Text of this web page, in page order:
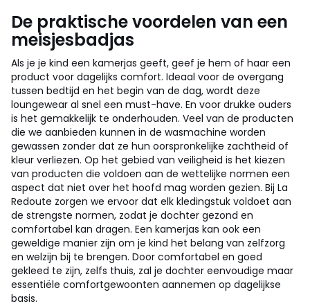
De praktische voordelen van een
meisjesbadjas
Als je je kind een kamerjas geeft, geef je hem of haar een
product voor dagelijks comfort. Ideaal voor de overgang
tussen bedtijd en het begin van de dag, wordt deze
loungewear al snel een must-have. En voor drukke ouders
is het gemakkelijk te onderhouden. Veel van de producten
die we aanbieden kunnen in de wasmachine worden
gewassen zonder dat ze hun oorspronkelijke zachtheid of
kleur verliezen. Op het gebied van veiligheid is het kiezen
van producten die voldoen aan de wettelijke normen een
aspect dat niet over het hoofd mag worden gezien. Bij La
Redoute zorgen we ervoor dat elk kledingstuk voldoet aan
de strengste normen, zodat je dochter gezond en
comfortabel kan dragen. Een kamerjas kan ook een
geweldige manier zijn om je kind het belang van zelfzorg
en welzijn bij te brengen. Door comfortabel en goed
gekleed te zijn, zelfs thuis, zal je dochter eenvoudige maar
essentiële comfortgewoonten aannemen op dagelijkse
basis.